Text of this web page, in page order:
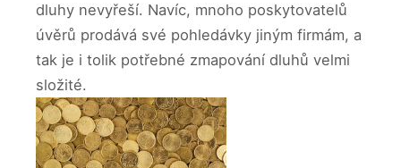
dluhy nevyřeší. Navíc, mnoho poskytovatelů
úvěrů prodává své pohledávky jiným firmám, a
tak je i tolik potřebné zmapování dluhů velmi
složité.